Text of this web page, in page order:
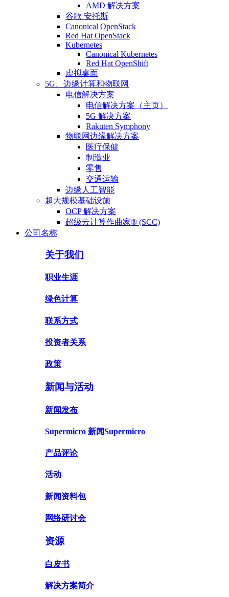
AMD 解决方案
谷歌 安托斯
Canonical OpenStack
Red Hat OpenStack
Kubernetes
Canonical Kubernetes
Red Hat OpenShift
虚拟桌面
5G、边缘计算和物联网
电信解决方案
电信解决方案（主页）
5G 解决方案
Rakuten Symphony
物联网边缘解决方案
医疗保健
制造业
零售
交通运输
边缘人工智能
超大规模基础设施
OCP 解决方案
超级云计算作曲家® (SCC)
公司名称
关于我们
职业生涯
绿色计算
联系方式
投资者关系
政策
新闻与活动
新闻发布
Supermicro 新闻Supermicro
产品评论
活动
新闻资料包
网络研讨会
资源
白皮书
解决方案简介